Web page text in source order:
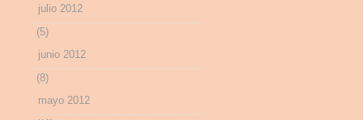
julio 2012
(5)
junio 2012
(8)
mayo 2012